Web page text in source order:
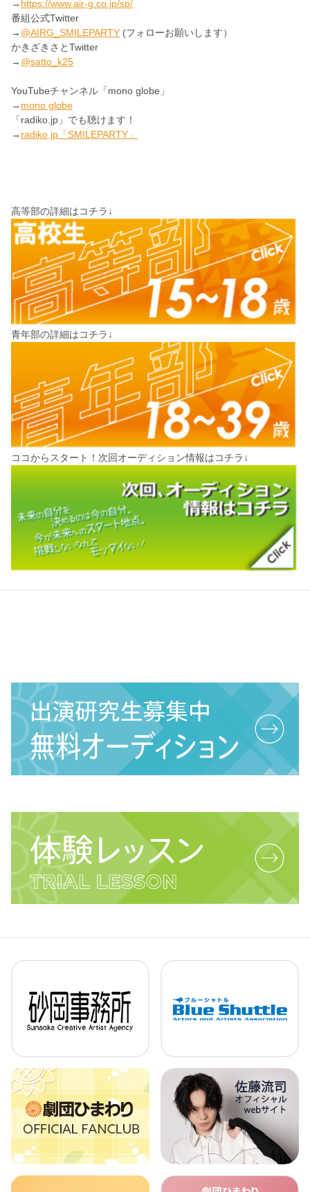
→ https://www.air-g.co.jp/sp/
番組公式Twitter
→ @AIRG_SMILEPARTY (フォローお願いします）
かきざきさとTwitter
→ @satto_k25
YouTubeチャンネル「mono globe」
→ mono globe
「radiko.jp」でも聴けます！
→ radiko.jp「SMILEPARTY」
高等部の詳細はコチラ↓
青年部の詳細はコチラ↓
ココからスタート！次回オーディション情報はコチラ↓